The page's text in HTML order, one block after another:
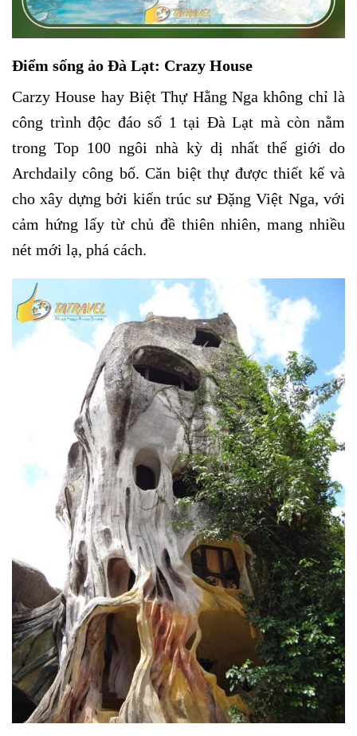
Điểm sống ảo Đà Lạt: Crazy House
Carzy House hay Biệt Thự Hằng Nga không chỉ là
công trình độc đáo số 1 tại Đà Lạt mà còn nằm
trong Top 100 ngôi nhà kỳ dị nhất thế giới do
Archdaily công bố.Căn biệt thự được thiết kế và
cho xây dựng bởi kiến trúc sư Đặng Việt Nga, với
cảm hứng lấy từ chủ đề thiên nhiên, mang nhiều
nét mới lạ, phá cách.